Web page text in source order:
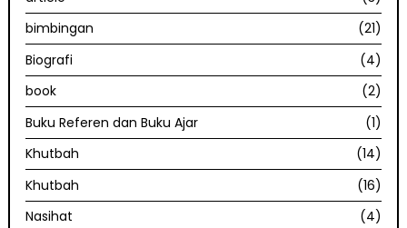
bimbingan
(21)
Biografi
(4)
book
(2)
Buku Referen dan Buku Ajar
(1)
Khutbah
(14)
Khutbah
(16)
Nasihat
(4)